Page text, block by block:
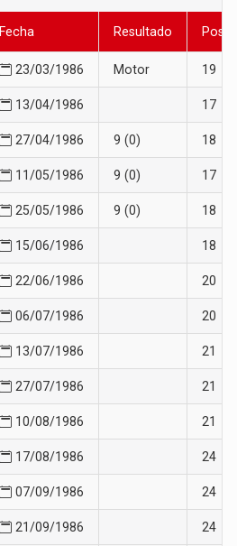
Fecha Resultado
23/03/1986 Motor 19
13/04/1986 17
27/04/1986 9 (0) 18
11/05/1986 9 (0) 17
25/05/1986 9 (0) 18
15/06/1986 18
22/06/1986 20
06/07/1986 20
13/07/1986 21
27/07/1986 21
10/08/1986 21
17/08/1986 24
07/09/1986 24
21/09/1986 24